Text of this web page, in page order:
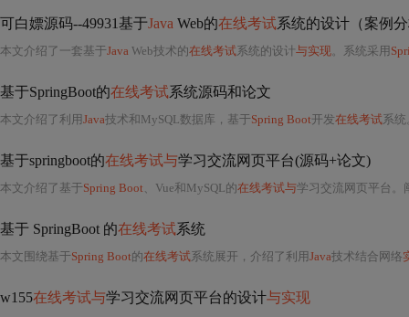
可白嫖源码--49931基于Java Web的在线考试系统的设计（案例
本文介绍了一套基于Java Web技术的在线考试系统的设计与实现。系统采用
基于SpringBoot的在线考试系统源码和论文
本文介绍了利用Java技术和MySQL数据库，基于Spring Boot开发在线考试系
基于springboot的在线考试与学习交流网页平台(源码+论文)
本文介绍了基于Spring Boot、Vue和MySQL的在线考试与学习交流网页平台。
基于 SpringBoot 的在线考试系统
本文围绕基于Spring Boot的在线考试系统展开，介绍了利用Java技术结合网络
w155在线考试与学习交流网页平台的设计与实现